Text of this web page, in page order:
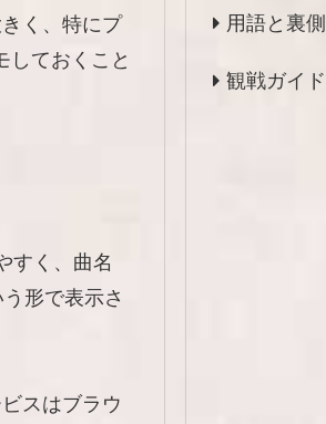
く、特にプ
しておくこと
すく、曲名
形で表示さ
スはブラウ
用語と裏側
観戦ガイド